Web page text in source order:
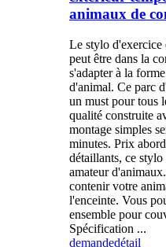
animaux de
Le stylo d'exercice
peut être dans la
s'adapter à la
d'animal. Ce parc
un must pour tous
qualité construite
montage simples
minutes. Prix
détaillants, ce
amateur
contenir votre
l'enceinte. Vous
ensemble pour
Spécification ...
demandedétail